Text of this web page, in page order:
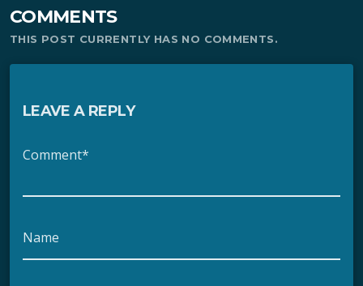
COMMENTS
THIS POST CURRENTLY HAS NO COMMENTS.
LEAVE A REPLY
Comment*
Name